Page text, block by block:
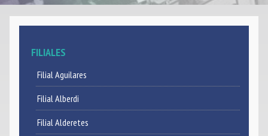
DPGRM Centro de Calidad
de Vida
FILIALES
Filial Aguilares
Filial Alberdi
Filial Alderetes